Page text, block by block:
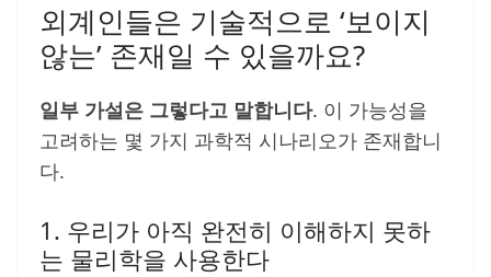
외계인들은 기술적으로 ‘보이지
않는’ 존재일 수 있을까요?
일부 가설은 그렇다고 말합니다. 이 가능성을
고려하는 몇 가지 과학적 시나리오가 존재합니
다.
1. 우리가 아직 완전히 이해하지 못하
는 물리학을 사용한다